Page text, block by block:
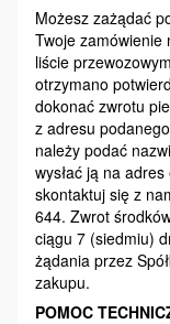
Możesz zażądać
Twoje zamówienie
liście
otrzymano
dokonać zwrotu
z adresu
należy podać
wysłać ją na
skontaktuj się z
644. Zwrot
ciągu 7 (siedmiu)
żądania przez
zakupu.
POMOC